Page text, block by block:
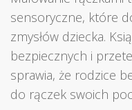
sensoryczne, które
zmysłów dziecka.
bezpiecznych i
sprawia, że rodzice
do rączek swoich